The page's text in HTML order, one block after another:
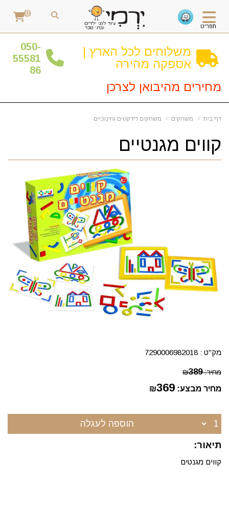
תפריט
0
משלוחים לכל הארץ |
אספקה מהירה
050-
55581
86
מחירים מהיבואן לצרכן
דף בית משחקים משחקים דידקטים וחינוכיים
קווים מגנטיים
מק"ט : 7290006982018
מחיר: ₪389
מחיר מבצע: ₪369
הוספה לעגלה
תיאור:
קווים מגנטים